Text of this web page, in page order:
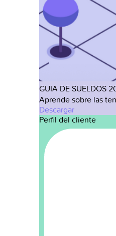
GUIA DE SUELDOS
Aprende sobre las
Descargar
Perfil del cliente